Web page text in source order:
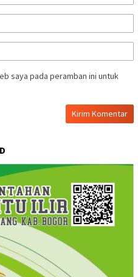
saya pada peramban ini untuk